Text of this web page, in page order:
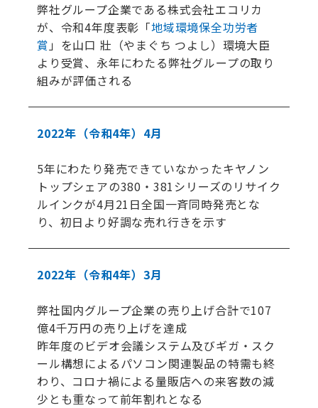
弊社グループ企業である株式会社エコリカ
が、令和4年度表彰「地域環境保全功労者
賞 」を山口 壯（やまぐち つよし）環境大臣
より受賞、永年にわたる弊社グループの取り
組みが評価される
2022年 （令和4年） 4月
5年にわたり発売できていなかったキヤノン
トップシェアの380・381シリーズのリサイク
ルインクが4月21日全国一斉同時発売とな
り、初日より好調な売れ行きを示す
2022年 （令和4年） 3月
弊社国内グループ企業の売り上げ合計で107
億4千万円の売り上げを達成
昨年度のビデオ会議システム及びギガ・スク
ール構想によるパソコン関連製品の特需も終
わり、コロナ禍による量販店への来客数の減
少とも重なって前年割れとなる